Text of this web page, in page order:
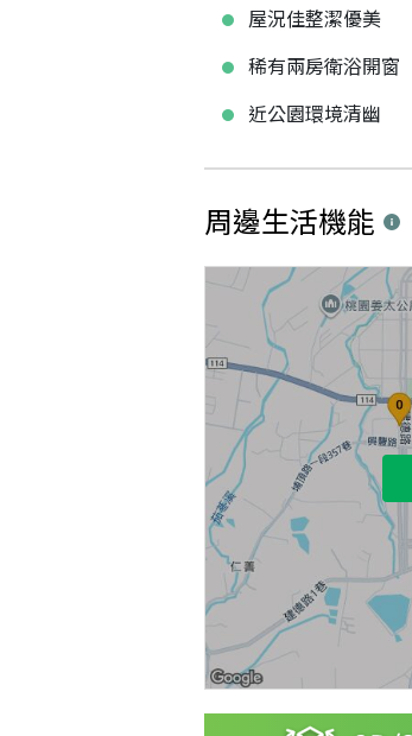
屋況佳整潔優美
稀有兩房衛浴開窗
近公園環境清幽
周邊生活機能